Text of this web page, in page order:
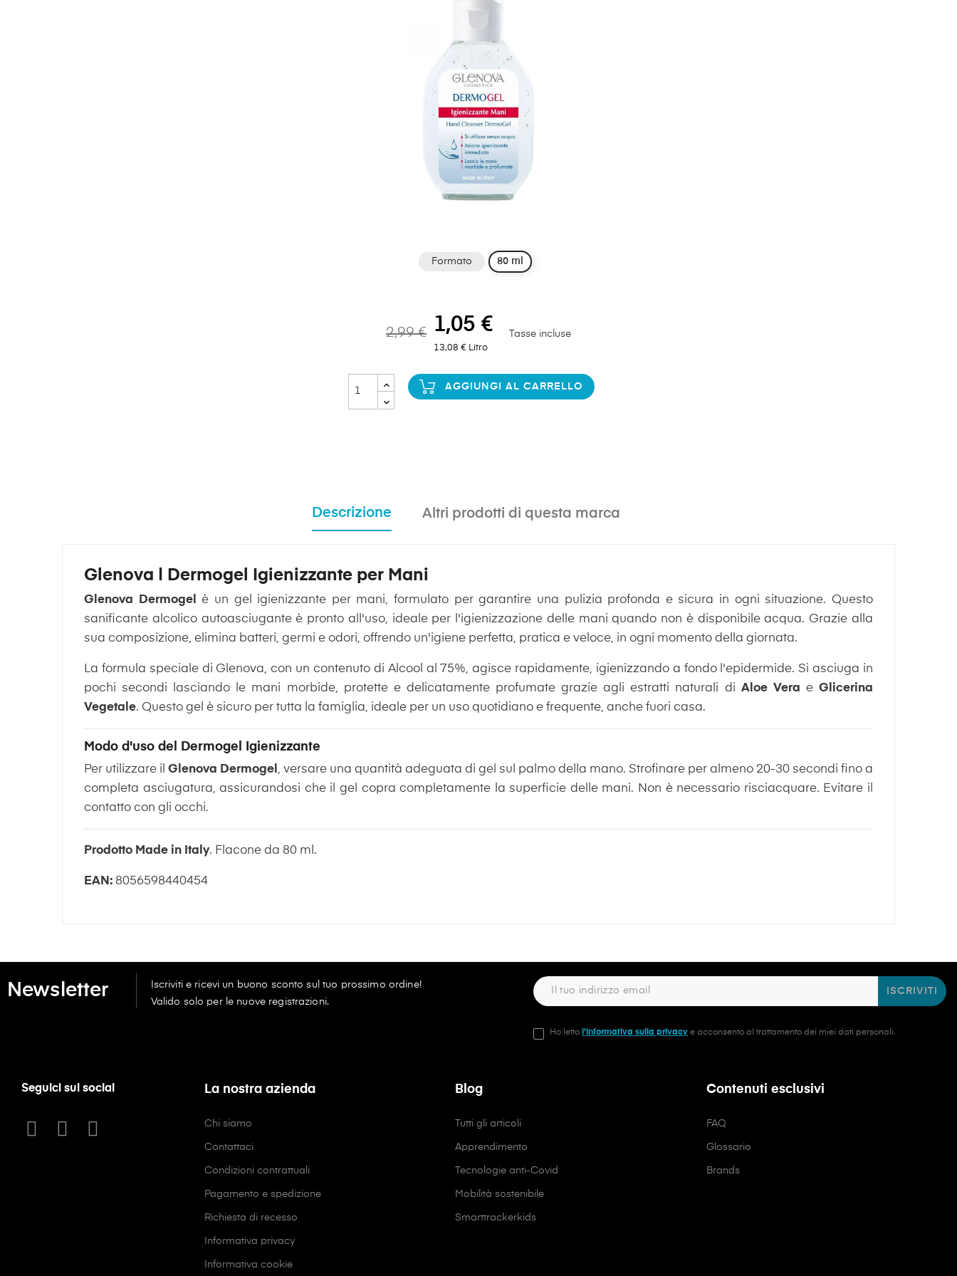
Formato 80 ml
2,99 € 1,05 €
13,08 € Litro
Tasse incluse
AGGIUNGI AL CARRELLO
Descrizione Altri prodotti di questa marca
Glenova | Dermogel Igienizzante per Mani
Glenova Dermogel
è un gel igienizzante per mani, formulato per garantire una pulizia profonda e sicura in ogni situazione. Questo
sanificante alcolico autoasciugante è pronto all'uso, ideale per l'igienizzazione delle mani quando non è disponibile acqua. Grazie alla
sua composizione, elimina batteri, germi e odori, offrendo un'igiene perfetta, pratica e veloce, in ogni momento della giornata.
La formula speciale di Glenova, con un contenuto di Alcool al 75%, agisce rapidamente, igienizzando a fondo l'epidermide. Si asciuga in
pochi secondi lasciando le mani morbide, protette e delicatamente profumate grazie agli estratti naturali di Aloe Vera eGlicerina
Vegetale. Questo gel è sicuro per tutta la famiglia, ideale per un uso quotidiano e frequente, anche fuori casa.
Modo d'uso del Dermogel Igienizzante
Per utilizzare il Glenova Dermogel , versare una quantità adeguata di gel sul palmo della mano. Strofinare per almeno 20-30 secondi fino a
completa asciugatura, assicurandosi che il gel copra completamente la superficie delle mani. Non è necessario risciacquare. Evitare il
contatto con gli occhi.
Prodotto Made in Italy. Flacone da 80 ml.
EAN: 8056598440454
Newsletter
Iscriviti e ricevi un buono sconto sul tuo prossimo ordine!
Valido solo per le nuove registrazioni.
ISCRIVITI
Ho letto l'informativa sulla privacy e acconsento al trattamento dei miei dati personali.
Seguici sui social La nostra azienda
Chi siamo
Contattaci
Condizioni contrattuali
Pagamento e spedizione
Richiesta di recesso
Informativa privacy
Informativa cookie
Blog
Tutti gli articoli
Apprendimento
Tecnologie anti-Covid
Mobilità sostenibile
Smarttrackerkids
Contenuti esclusivi
FAQ
Glossario
Brands